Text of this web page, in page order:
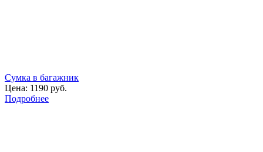
Сумка в багажник
Цена: 1190 руб.
Подробнее